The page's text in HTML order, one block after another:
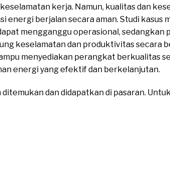
kerja. Namun, kualitas dan
energi berjalan secara aman. Studi kasus
mengganggu operasional, sedangkan
keselamatan dan produktivitas secara
menyediakan perangkat berkualitas
energi yang efektif dan berkelanjutan.
ditemukan dan didapatkan di pasaran.